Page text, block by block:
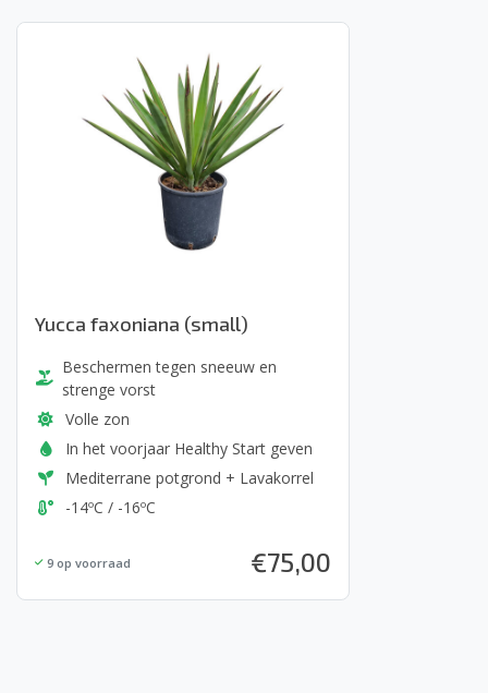
Yucca faxoniana (small)
Beschermen tegen sneeuw en
strenge vorst
Volle zon
In het voorjaar Healthy Start geven
Mediterrane potgrond + Lavakorrel
-14ºC / -16ºC
9 op voorraad €75,00